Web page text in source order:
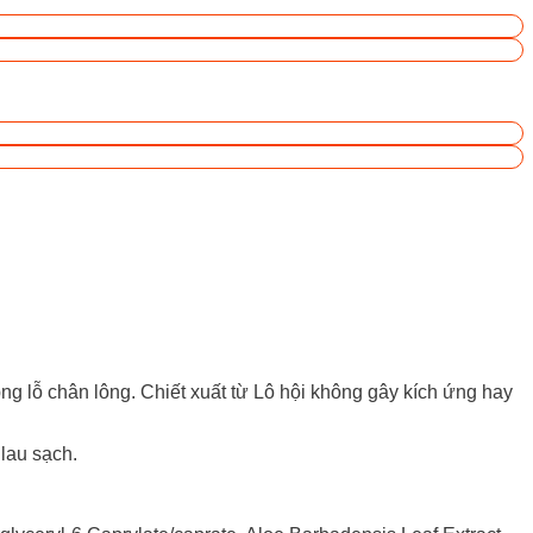
lỗ chân lông. Chiết xuất từ Lô hội không gây kích ứng hay
sạch.